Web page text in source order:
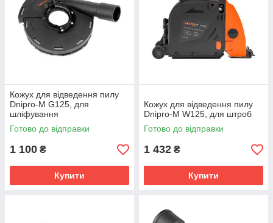
Кожух для відведення пилу
Dnipro-M G125, для
шліфування
Готово до відправки
1 100 ₴
Купити
Кожух для відведення пилу
Dnipro-M W125, для штроб
Готово до відправки
1 432 ₴
Купити